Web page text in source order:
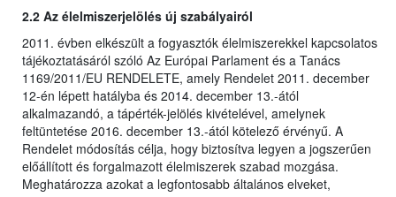
2.2 Az élelmiszerjelölés új szabályairól
2011. évben elkészült a fogyasztók élelmiszerekkel kapcsolatos
tájékoztatásáról szóló Az Európai Parlament és a Tanács
1169/2011/EU RENDELETE, amely Rendelet 2011. december
12-én lépett hatályba és 2014. december 13.-ától
alkalmazandó, a tápérték-jelölés kivételével, amelynek
feltüntetése 2016. december 13.-ától kötelező érvényű. A
Rendelet módosítás célja, hogy biztosítva legyen a jogszerűen
előállított és forgalmazott élelmiszerek szabad mozgása.
Meghatározza azokat a legfontosabb általános elveket,